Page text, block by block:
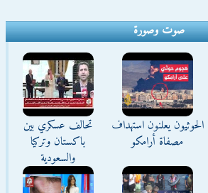
صوت وصورة
الحوثيون يعلنون استهداف
مصفاة أرامكو
تحالف عسكري بين
باكستان وتركيا
والسعودية